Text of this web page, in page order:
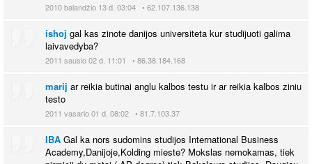
2010 balandžio 13 d. 03:04 • 62.107.136.138
ishoj gal kas zinote danijos universiteta kur studijuoti galima
laivavedyba?
2011 sausio 02 d. 11:01 • 86.38.184.168
marij ar reikia butinai anglu kalbos testu ir ar reikia kalbos ziniu
testo
2011 vasario 01 d. 08:02 • 81.7.103.37
IBA Gal ka nors sudomins studijos International Business
Academy,Danijoje,Kolding mieste? Mokslas nemokamas, tiek